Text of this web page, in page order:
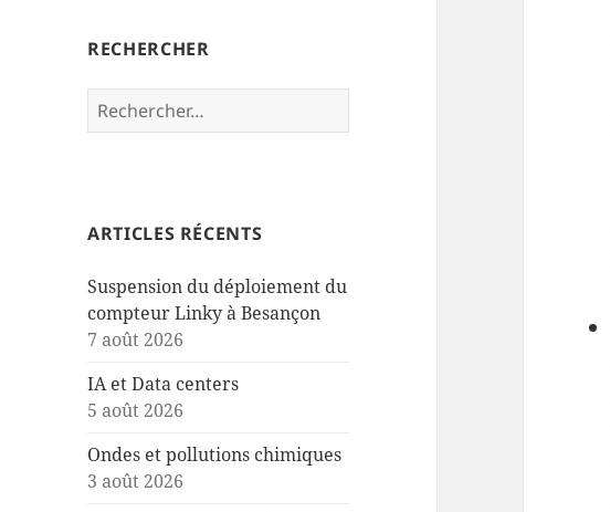
RECHERCHER
Rechercher :
ARTICLES RÉCENTS
Suspension du déploiement du
compteur Linky à Besançon
7 août 2026
IA et Data centers
5 août 2026
Ondes et pollutions chimiques
3 août 2026